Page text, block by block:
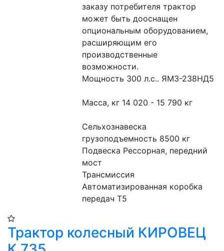
заказу потребителя трактор
может быть дооснащен
опциональным оборудованием,
расширяющим его
производственные
возможности.
Мощность 300 л.с.. ЯМЗ-238НД5
Масса, кг 14 020 - 15 790 кг
Сельхознавеска
грузоподъемность 8500 кг
Подвеска Рессорная, передний
мост
Трансмиссия
Автоматизированная коробка
передач Т5
Трактор колесный КИРОВЕЦ